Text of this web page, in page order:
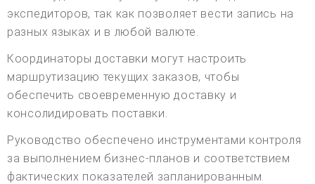
экспедиторов, так как позволяет вести запись на
разных языках и в любой валюте.
Координаторы доставки могут настроить
маршрутизацию текущих заказов, чтобы
обеспечить своевременную доставку и
консолидировать поставки.
Руководство обеспечено инструментами контроля
за выполнением бизнес-планов и соответствием
фактических показателей запланированным.